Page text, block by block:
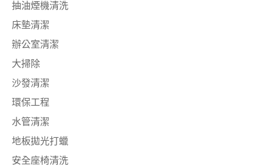
抽油煙機清洗
床墊清潔
辦公室清潔
大掃除
沙發清潔
環保工程
水管清潔
地板拋光打蠟
安全座椅清洗